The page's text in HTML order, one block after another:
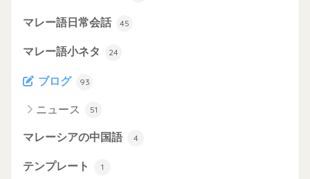
マレー語日常会話 45
マレー語小ネタ 24
ブログ 93
ニュース 51
マレーシアの中国語 4
テンプレート 1